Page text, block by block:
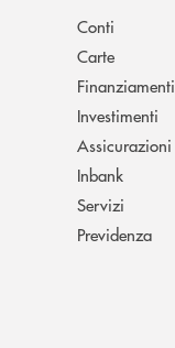
Conti
Carte
Finanziamenti
Investimenti
Assicurazioni
Inbank
Servizi
Previdenza